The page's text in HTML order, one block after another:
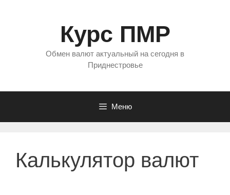
Курс ПМР
Обмен валют актуальный на сегодня в
Приднестровье
Меню
Калькулятор валют